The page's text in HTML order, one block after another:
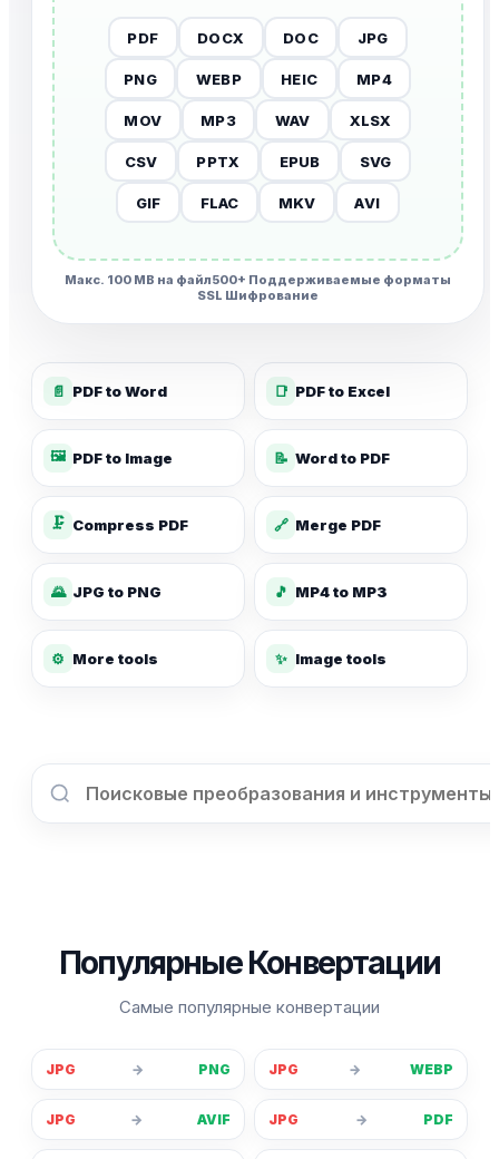
PDF DOCX DOC JPG
PNG WEBP HEIC MP4
MOV MP3 WAV XLSX
CSV PPTX EPUB SVG
GIF FLAC MKV AVI
Макс. 100 MB на файл500+ Поддерживаемые форматы
SSL Шифрование
📄 PDF to Word 📑 PDF to Excel
🖼️ PDF to Image 📝 Word to PDF
🗜️ Compress PDF 🔗 Merge PDF
🌄 JPG to PNG 🎵 MP4 to MP3
⚙️ More tools ✨ Image tools
Популярные Конвертации
Самые популярные конвертации
JPG → PNG JPG → WEBP
JPG → AVIF JPG → PDF